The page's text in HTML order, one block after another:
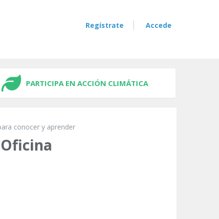
Regístrate Accede
PARTICIPA EN ACCIÓN CLIMÁTICA
conocer y aprender